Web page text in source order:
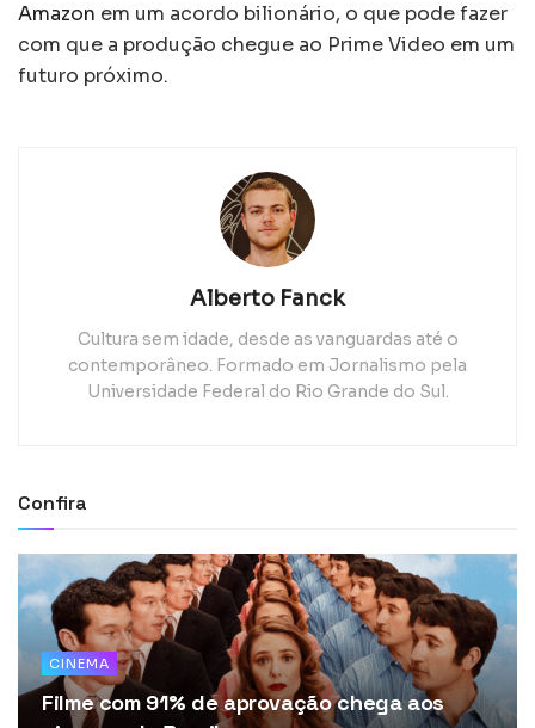
Amazon em um acordo bilionário, o que pode fazer
com que a produção chegue ao Prime Video em um
futuro próximo.
Alberto Fanck
Cultura sem idade, desde as vanguardas até o
contemporâneo. Formado em Jornalismo pela
Universidade Federal do Rio Grande do Sul.
Confira
CINEMA
Filme com 91% de aprovação chega aos